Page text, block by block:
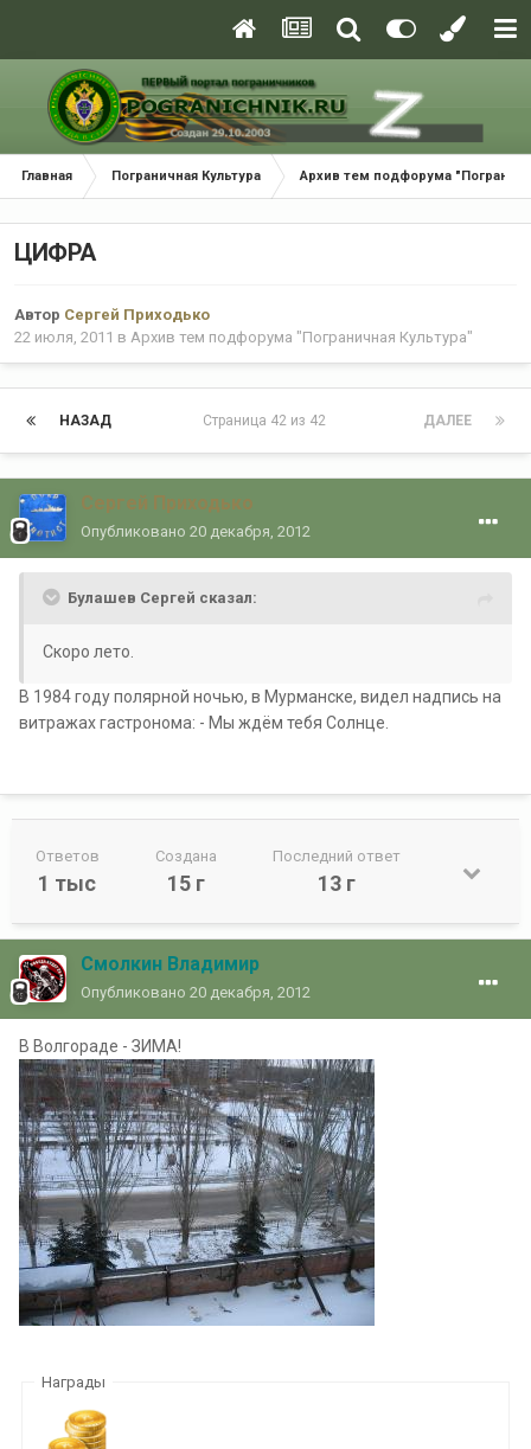
Главная Пограничная Культура Архив тем подфорума
ЦИФРА
Автор Сергей Приходько
22 июля, 2011 в Архив тем подфорума "Пограничная Культура"
НАЗАД ДАЛЕЕ
Страница 42 из 42
Сергей Приходько
Опубликовано 20 декабря, 2012
Булашев Сергей сказал:
Скоро лето.
В 1984 году полярной ночью, в Мурманске, видел надпись на
витражах гастронома: - Мы ждём тебя Солнце.
Ответов
1 тыс
Создана
15 г
Последний ответ
13 г
Смолкин Владимир
Опубликовано 20 декабря, 2012
В Волгораде - ЗИМА!
Награды